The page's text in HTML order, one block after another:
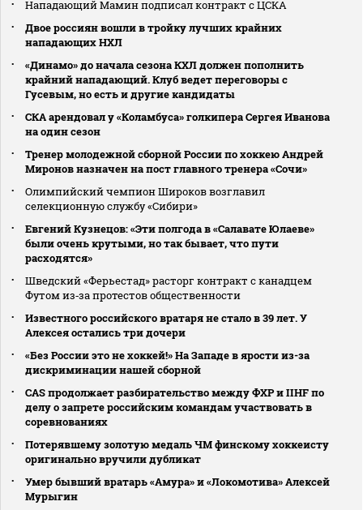
Нападающий Мамин подписал контракт с ЦСКА
Двое россиян вошли в тройку лучших крайних
нападающих НХЛ
«Динамо» до начала сезона КХЛ должен пополнить
крайний нападающий. Клуб ведет переговоры с
Гусевым, но есть и другие кандидаты
СКА арендовал у «Коламбуса» голкипера Сергея Иванова
на один сезон
Тренер молодежной сборной России по хоккею Андрей
Миронов назначен на пост главного тренера «Сочи»
Олимпийский чемпион Широков возглавил
селекционную службу «Сибири»
Евгений Кузнецов: «Эти полгода в «Салавате Юлаеве»
были очень крутыми, но так бывает, что пути
расходятся»
Шведский «Ферьестад» расторг контракт с канадцем
Футом из‑за протестов общественности
Известного российского вратаря не стало в 39 лет. У
Алексея остались три дочери
«Без России это не хоккей!» На Западе в ярости из-за
дискриминации нашей сборной
CAS продолжает разбирательство между ФХР и IIHF по
делу о запрете российским командам участвовать в
соревнованиях
Потерявшему золотую медаль ЧМ финскому хоккеисту
оригинально вручили дубликат
Умер бывший вратарь «Амура» и «Локомотива» Алексей
Мурыгин